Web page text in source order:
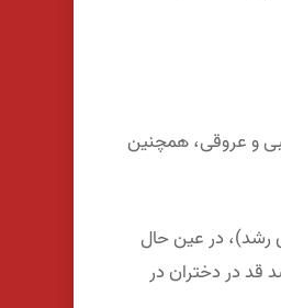
و عروقی، همچنین
رشد)، در عین حال
قد در دختران در